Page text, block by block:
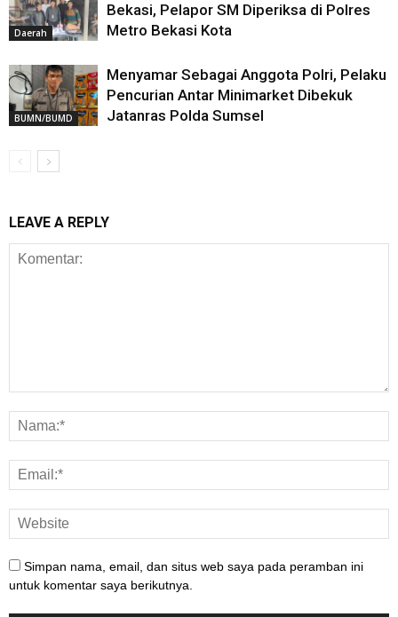
Daerah
Bekasi, Pelapor SM Diperiksa di Polres
Metro Bekasi Kota
BUMN/BUMD
Menyamar Sebagai Anggota Polri, Pelaku
Pencurian Antar Minimarket Dibekuk
Jatanras Polda Sumsel
LEAVE A REPLY
Simpan nama, email, dan situs web saya pada peramban ini
untuk komentar saya berikutnya.